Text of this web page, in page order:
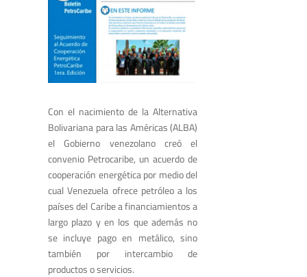
Con el nacimiento de la Alternativa
Bolivariana para las Américas (ALBA)
el Gobierno venezolano creó el
convenio Petrocaribe, un acuerdo de
cooperación energética por medio del
cual Venezuela ofrece petróleo a los
países del Caribe a financiamientos a
largo plazo y en los que además no
se incluye pago en metálico, sino
también por intercambio de
productos o servicios.